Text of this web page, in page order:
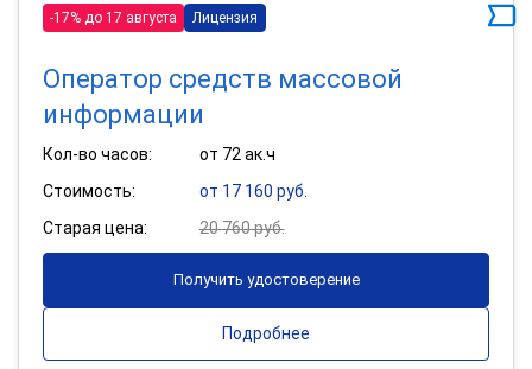
-17% до 17 августа Лицензия
Оператор средств массовой
информации
Кол-во часов:
от 72 ак.ч
Стоимость:
от 17 160 руб.
Старая цена:
20 760 руб.
Получить удостоверение
Подробнее